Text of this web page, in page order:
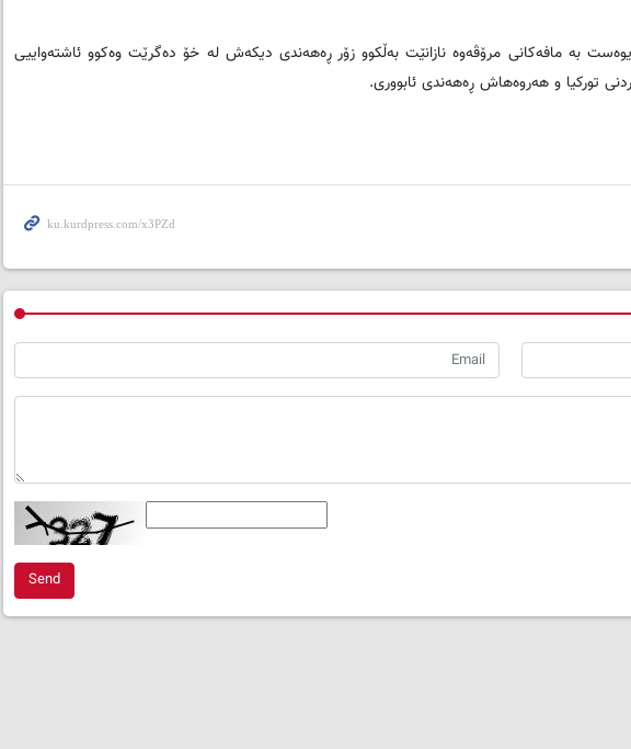
بە مافەکانی مرۆڤەوە نازانێت بەڵکوو زۆر ڕەهەندی دیکەش لە خۆ دەگرێت وەکوو ئاشتەواییی
تورکیا و هەروەهاش ڕەهەندی ئابووری.
Send